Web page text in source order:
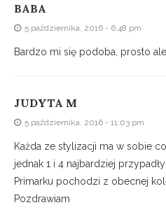
BABA
5 października, 2016 - 6:48 pm
Bardzo mi się podoba, prosto
JUDYTA M
5 października, 2016 - 11:03 pm
Każda ze stylizacji ma w sobie
jednak 1 i 4 najbardziej
Primarku pochodzi z obecnej
Pozdrawiam